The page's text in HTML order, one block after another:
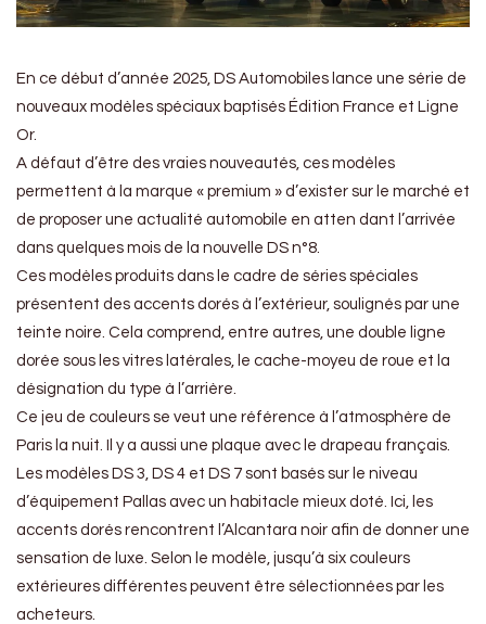
En ce début d’année 2025, DS Automobiles lance une série de
nouveaux modèles spéciaux baptisés Édition France et Ligne
Or.
A défaut d’être des vraies nouveautés, ces modèles
permettent à la marque « premium » d’exister sur le marché et
de proposer une actualité automobile en atten dant l’arrivée
dans quelques mois de la nouvelle DS n°8.
Ces modèles produits dans le cadre de séries spéciales
présentent des accents dorés à l’extérieur, soulignés par une
teinte noire. Cela comprend, entre autres, une double ligne
dorée sous les vitres latérales, le cache-moyeu de roue et la
désignation du type à l’arrière.
Ce jeu de couleurs se veut une référence à l’atmosphère de
Paris la nuit. Il y a aussi une plaque avec le drapeau français.
Les modèles DS 3, DS 4 et DS 7 sont basés sur le niveau
d’équipement Pallas avec un habitacle mieux doté. Ici, les
accents dorés rencontrent l’Alcantara noir afin de donner une
sensation de luxe. Selon le modèle, jusqu’à six couleurs
extérieures différentes peuvent être sélectionnées par les
acheteurs.